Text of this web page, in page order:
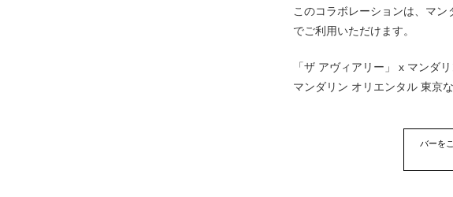
このコラボレーションは、マ
でご利用いただけます。
「ザ アヴィアリー」 x マンダ
マンダリン オリエンタル 東京
バーを